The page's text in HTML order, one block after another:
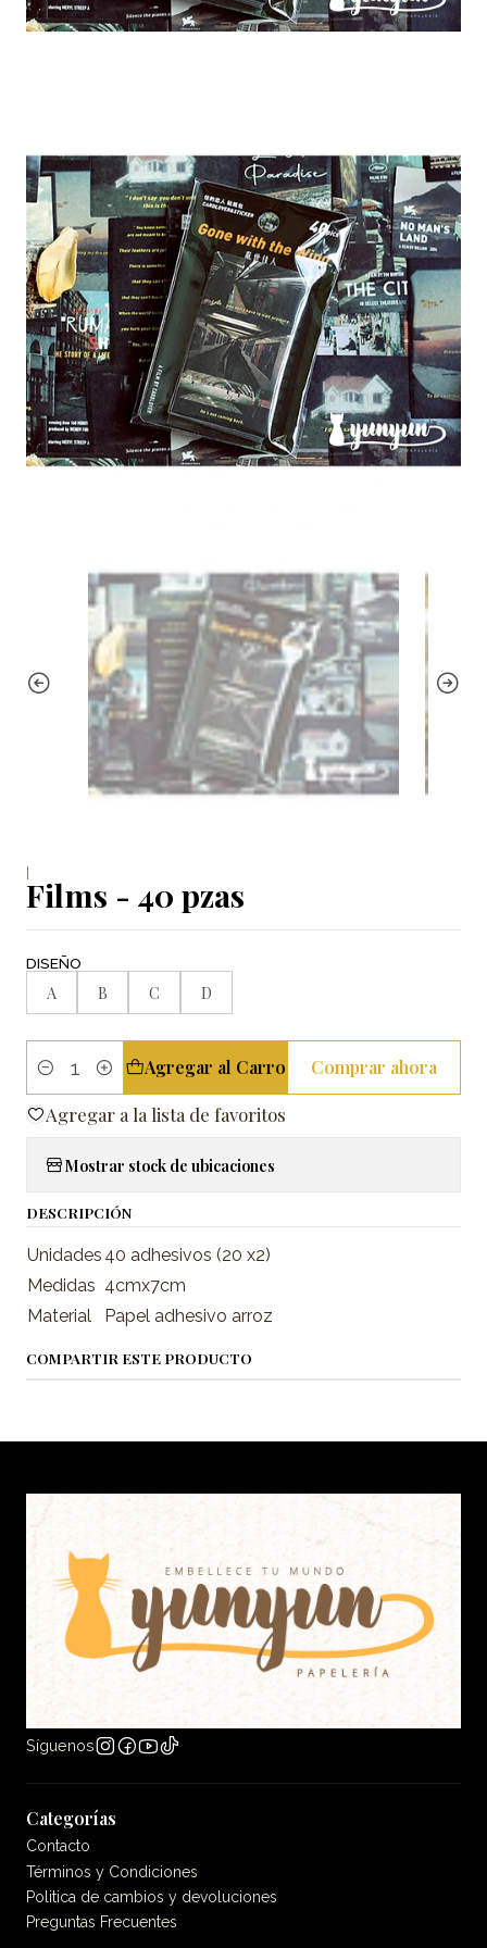
|
Films - 40 pzas
DISEÑO
A B C D
Cantidad
Agregar al Carro Comprar ahora
Agregar a la lista de favoritos
Mostrar stock de ubicaciones
DESCRIPCIÓN
Unidades 40 adhesivos (20 x2)
Medidas 4cmx7cm
Material
Papel adhesivo arroz
COMPARTIR ESTE PRODUCTO
Síguenos
Categorías
Contacto
Términos y Condiciones
Politica de cambios y devoluciones
Preguntas Frecuentes